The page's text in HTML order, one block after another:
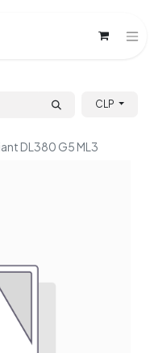
CLP
DL380 G5 ML3